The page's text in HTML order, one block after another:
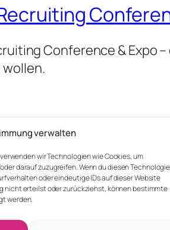
verwalten
wir Technologien wie Cookies, um
darauf zuzugreifen. Wenn du diesen
oder eindeutige IDs auf dieser Website
nicht erteilst oder zurückziehst, können bestimmte
werden.
Conference &